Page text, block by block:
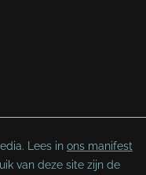
Lees in ons manifest
van deze site zijn de